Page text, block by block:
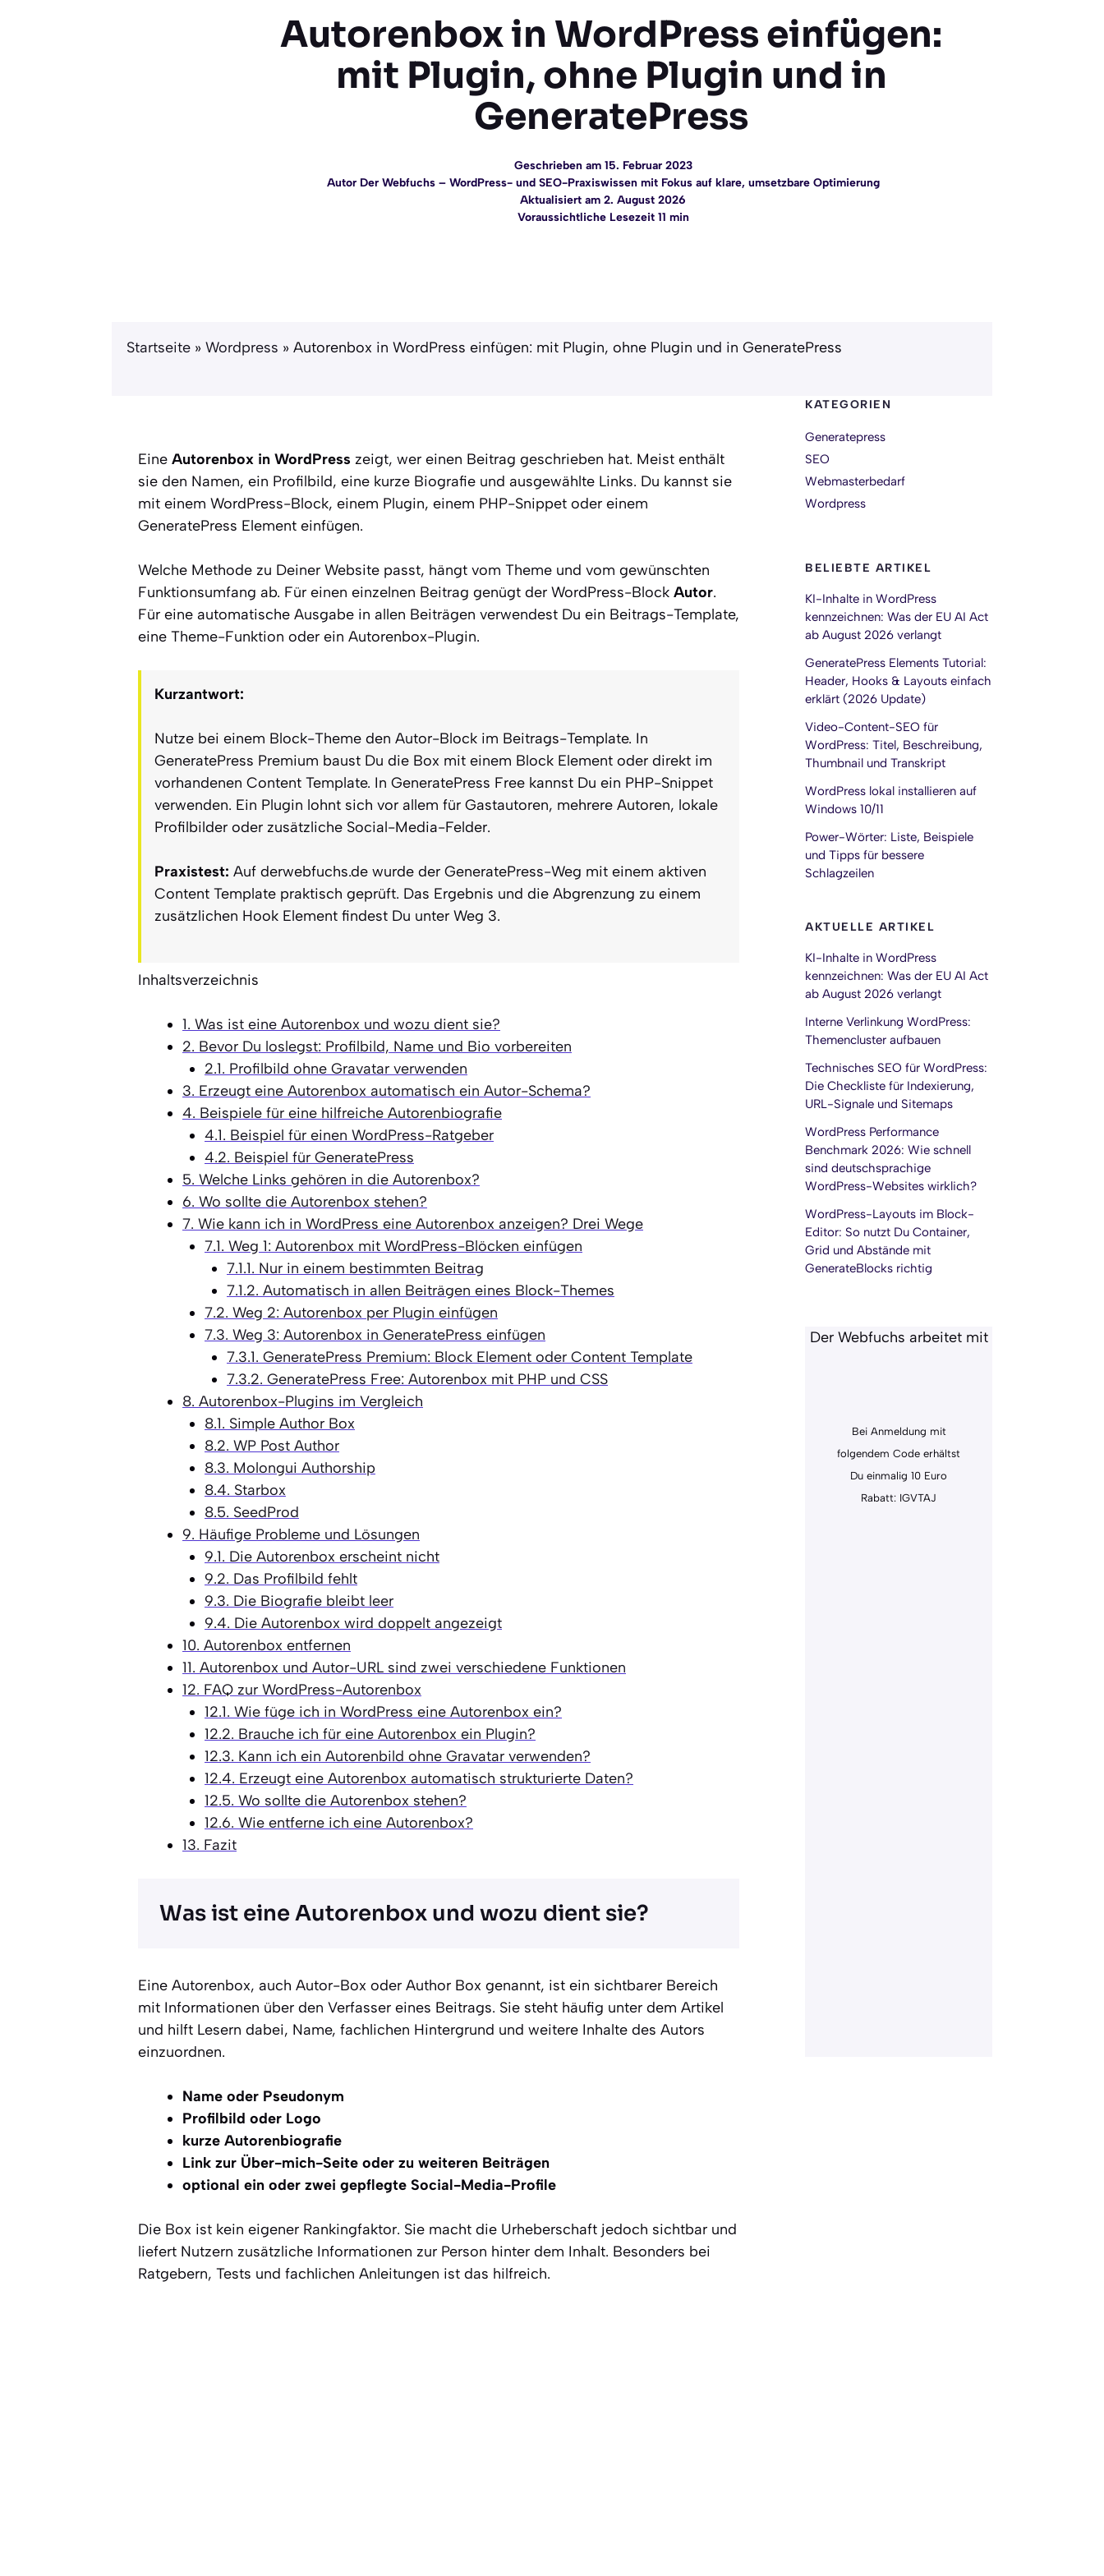
Autorenbox in WordPress einfügen:
mit Plugin, ohne Plugin und in
GeneratePress
Geschrieben am 15. Februar 2023
Autor Der Webfuchs – WordPress- und SEO-Praxiswissen mit Fokus auf klare, umsetzbare Optimierung
Aktualisiert am 2. August 2026
Voraussichtliche Lesezeit 11 min
Startseite » Wordpress » Autorenbox in WordPress einfügen: mit Plugin, ohne Plugin und in GeneratePress
Eine Autorenbox in WordPress zeigt, wer einen Beitrag geschrieben hat. Meist enthält
sie den Namen, ein Profilbild, eine kurze Biografie und ausgewählte Links. Du kannst sie
mit einem WordPress-Block, einem Plugin, einem PHP-Snippet oder einem
GeneratePress Element einfügen.
Welche Methode zu Deiner Website passt, hängt vom Theme und vom gewünschten
Funktionsumfang ab. Für einen einzelnen Beitrag genügt der WordPress-Block Autor.
Für eine automatische Ausgabe in allen Beiträgen verwendest Du ein Beitrags-Template,
eine Theme-Funktion oder ein Autorenbox-Plugin.
Kurzantwort:
Nutze bei einem Block-Theme den Autor-Block im Beitrags-Template. In
GeneratePress Premium baust Du die Box mit einem Block Element oder direkt im
vorhandenen Content Template. In GeneratePress Free kannst Du ein PHP-Snippet
verwenden. Ein Plugin lohnt sich vor allem für Gastautoren, mehrere Autoren, lokale
Profilbilder oder zusätzliche Social-Media-Felder.
Praxistest: Auf derwebfuchs.de wurde der GeneratePress-Weg mit einem aktiven
Content Template praktisch geprüft. Das Ergebnis und die Abgrenzung zu einem
zusätzlichen Hook Element findest Du unter Weg 3.
Inhaltsverzeichnis
1. Was ist eine Autorenbox und wozu dient sie?
2. Bevor Du loslegst: Profilbild, Name und Bio vorbereiten
2.1. Profilbild ohne Gravatar verwenden
3. Erzeugt eine Autorenbox automatisch ein Autor-Schema?
4. Beispiele für eine hilfreiche Autorenbiografie
4.1. Beispiel für einen WordPress-Ratgeber
4.2. Beispiel für GeneratePress
5. Welche Links gehören in die Autorenbox?
6. Wo sollte die Autorenbox stehen?
7. Wie kann ich in WordPress eine Autorenbox anzeigen? Drei Wege
7.1. Weg 1: Autorenbox mit WordPress-Blöcken einfügen
7.1.1. Nur in einem bestimmten Beitrag
7.1.2. Automatisch in allen Beiträgen eines Block-Themes
7.2. Weg 2: Autorenbox per Plugin einfügen
7.3. Weg 3: Autorenbox in GeneratePress einfügen
7.3.1. GeneratePress Premium: Block Element oder Content Template
7.3.2. GeneratePress Free: Autorenbox mit PHP und CSS
8. Autorenbox-Plugins im Vergleich
8.1. Simple Author Box
8.2. WP Post Author
8.3. Molongui Authorship
8.4. Starbox
8.5. SeedProd
9. Häufige Probleme und Lösungen
9.1. Die Autorenbox erscheint nicht
9.2. Das Profilbild fehlt
9.3. Die Biografie bleibt leer
9.4. Die Autorenbox wird doppelt angezeigt
10. Autorenbox entfernen
11. Autorenbox und Autor-URL sind zwei verschiedene Funktionen
12. FAQ zur WordPress-Autorenbox
12.1. Wie füge ich in WordPress eine Autorenbox ein?
12.2. Brauche ich für eine Autorenbox ein Plugin?
12.3. Kann ich ein Autorenbild ohne Gravatar verwenden?
12.4. Erzeugt eine Autorenbox automatisch strukturierte Daten?
12.5. Wo sollte die Autorenbox stehen?
12.6. Wie entferne ich eine Autorenbox?
13. Fazit
Was ist eine Autorenbox und wozu dient sie?
Eine Autorenbox, auch Autor-Box oder Author Box genannt, ist ein sichtbarer Bereich
mit Informationen über den Verfasser eines Beitrags. Sie steht häufig unter dem Artikel
und hilft Lesern dabei, Name, fachlichen Hintergrund und weitere Inhalte des Autors
einzuordnen.
Name oder Pseudonym
Profilbild oder Logo
kurze Autorenbiografie
Link zur Über-mich-Seite oder zu weiteren Beiträgen
optional ein oder zwei gepflegte Social-Media-Profile
Die Box ist kein eigener Rankingfaktor. Sie macht die Urheberschaft jedoch sichtbar und
liefert Nutzern zusätzliche Informationen zur Person hinter dem Inhalt. Besonders bei
Ratgebern, Tests und fachlichen Anleitungen ist das hilfreich.
KATEGORIEN
Generatepress
SEO
Webmasterbedarf
Wordpress
BELIEBTE ARTIKEL
KI-Inhalte in WordPress
kennzeichnen: Was der EU AI Act
ab August 2026 verlangt
GeneratePress Elements Tutorial:
Header, Hooks & Layouts einfach
erklärt (2026 Update)
Video-Content-SEO für
WordPress: Titel, Beschreibung,
Thumbnail und Transkript
WordPress lokal installieren auf
Windows 10/11
Power-Wörter: Liste, Beispiele
und Tipps für bessere
Schlagzeilen
AKTUELLE ARTIKEL
KI-Inhalte in WordPress
kennzeichnen: Was der EU AI Act
ab August 2026 verlangt
Interne Verlinkung WordPress:
Themencluster aufbauen
Technisches SEO für WordPress:
Die Checkliste für Indexierung,
URL-Signale und Sitemaps
WordPress Performance
Benchmark 2026: Wie schnell
sind deutschsprachige
WordPress-Websites wirklich?
WordPress-Layouts im Block-
Editor: So nutzt Du Container,
Grid und Abstände mit
GenerateBlocks richtig
Der Webfuchs arbeitet mit
Bei Anmeldung mit
folgendem Code erhältst
Du einmalig 10 Euro
Rabatt: IGVTAJ